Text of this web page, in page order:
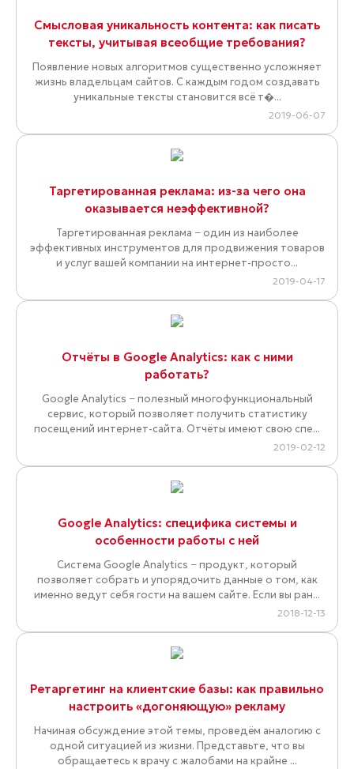
Смысловая уникальность контента: как писать
тексты, учитывая всеобщие требования?
Появление новых алгоритмов существенно усложняет
жизнь владельцам сайтов. С каждым годом создавать
уникальные тексты становится всё т�...
2019-06-07
Таргетированная реклама: из-за чего она
оказывается неэффективной?
Таргетированная реклама − один из наиболее
эффективных инструментов для продвижения товаров
и услуг вашей компании на интернет-просто...
2019-04-17
Отчёты в Google Analytics: как с ними
работать?
Google Analytics − полезный многофункциональный
сервис, который позволяет получить статистику
посещений интернет-сайта. Отчёты имеют свою спе...
2019-02-12
Google Analytics: специфика системы и
особенности работы с ней
Система Google Analytics − продукт, который
позволяет собрать и упорядочить данные о том, как
именно ведут себя гости на вашем сайте. Если вы ран...
2018-12-13
Ретаргетинг на клиентские базы: как правильно
настроить «догоняющую» рекламу
Начиная обсуждение этой темы, проведём аналогию с
одной ситуацией из жизни. Представьте, что вы
обращаетесь к врачу с жалобами на крайне ...